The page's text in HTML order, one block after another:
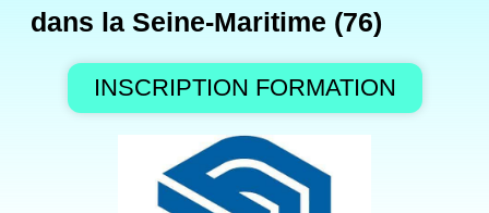
dans la Seine-Maritime (76)
INSCRIPTION FORMATION